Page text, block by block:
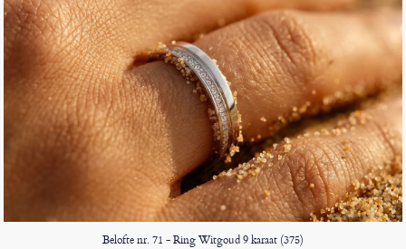
Belofte nr. 71 - Ring Witgoud 9 karaat (375)